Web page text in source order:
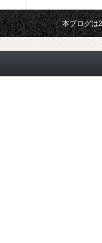
本ブログは2010
2011年3月よりス